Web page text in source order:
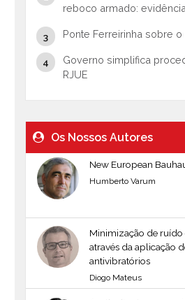
reboco armado:
Ponte Ferreirinha sobre o
Governo simplifica
RJUE
Os Nossos Autores
New European
Humberto Varum
Minimização de ruído
através da aplicação
antivibratórios
Diogo Mateus